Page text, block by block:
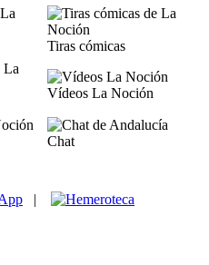
Tiras cómicas
Vídeos La Noción
Chat
|